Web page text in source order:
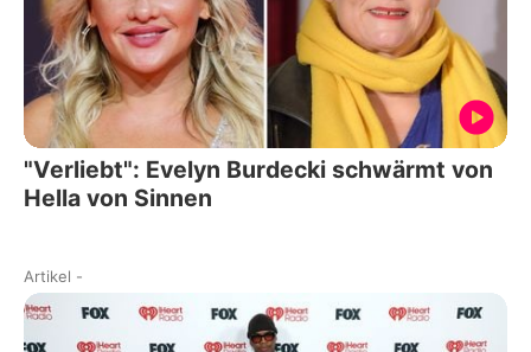
"Verliebt": Evelyn Burdecki schwärmt von
Hella von Sinnen
Artikel -